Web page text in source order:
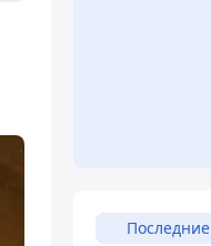
Последние